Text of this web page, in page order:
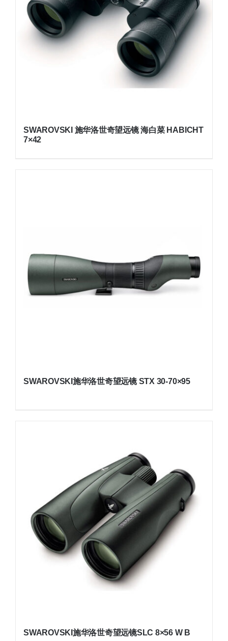
SWAROVSKI 施华洛世奇望远镜 海白菜 HABICHT
7×42
SWAROVSKI施华洛世奇望远镜 STX 30-70×95
SWAROVSKI施华洛世奇望远镜SLC 8×56 W B